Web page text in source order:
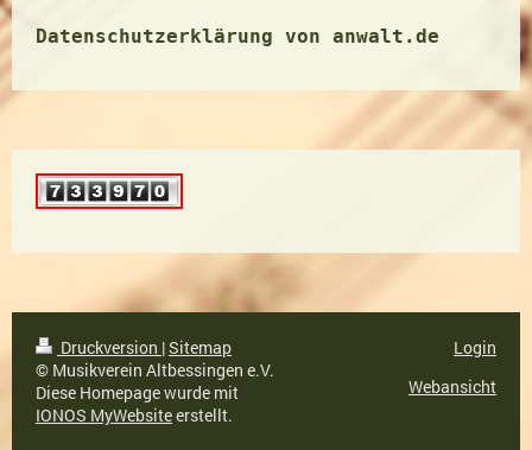
Datenschutzerklärung von anwalt.de
Druckversion |Sitemap
© Musikverein Altbessingen e.V.
Diese Homepage wurde mit
IONOS MyWebsiteerstellt.
Login
Webansicht